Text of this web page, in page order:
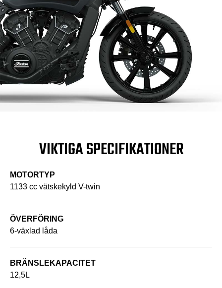
VIKTIGA SPECIFIKATIONER
MOTORTYP
1133 cc vätskekyld V-twin
ÖVERFÖRING
6-växlad låda
BRÄNSLEKAPACITET
12,5L